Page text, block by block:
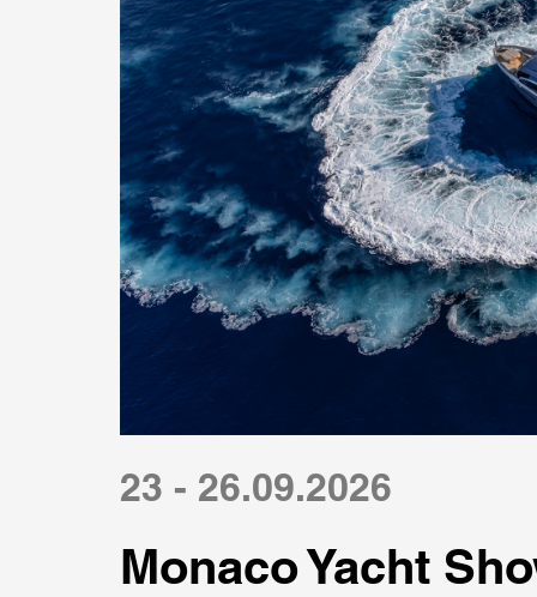
23 - 26.09.2026
Monaco Yacht